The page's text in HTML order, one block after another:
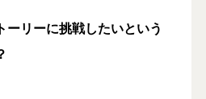
リーに挑戦したいという